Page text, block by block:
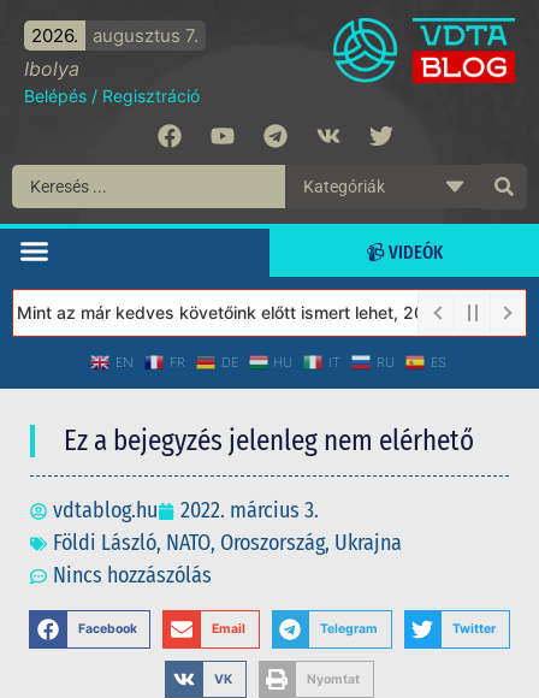
2026. augusztus 7.
Ibolya
Belépés / Regisztráció
📹 VIDEÓK
az már kedves követőink előtt ismert lehet, 2023-tól a Védett
EN FR DE HU IT RU ES
Ez a bejegyzés jelenleg nem elérhető
vdtablog.hu
2022. március 3.
Földi László, NATO, Oroszország, Ukrajna
Nincs hozzászólás
Facebook Email Telegram Twitter
VK Nyomtat